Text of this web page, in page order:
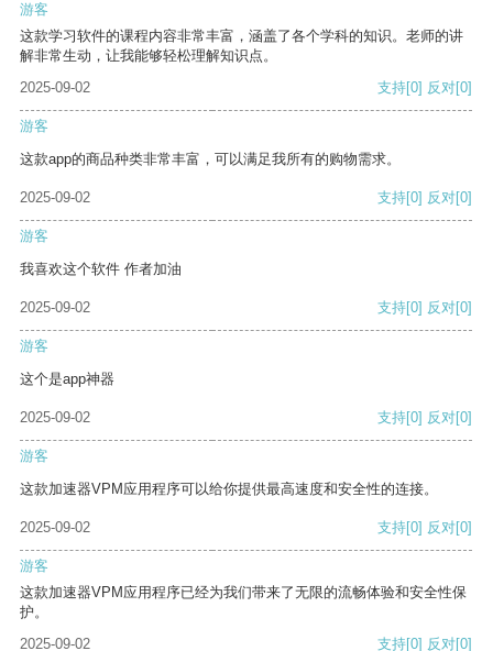
游客
这款学习软件的课程内容非常丰富，涵盖了各个学科的知识。老师的讲
解非常生动，让我能够轻松理解知识点。
2025-09-02
支持[0] 反对[0]
游客
这款app的商品种类非常丰富，可以满足我所有的购物需求。
2025-09-02 支持[0] 反对[0]
游客
我喜欢这个软件 作者加油
2025-09-02 支持[0] 反对[0]
游客
这个是app神器
2025-09-02 支持[0] 反对[0]
游客
这款加速器VPM应用程序可以给你提供最高速度和安全性的连接。
2025-09-02 支持[0] 反对[0]
游客
这款加速器VPM应用程序已经为我们带来了无限的流畅体验和安全性保
护。
2025-09-02
支持[0] 反对[0]